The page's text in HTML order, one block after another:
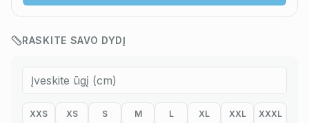
RASKITE SAVO DYDĮ
XXS XS S M L XL XXL XXXL